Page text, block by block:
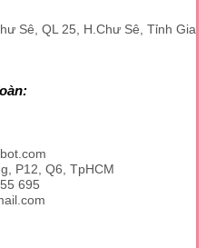
Sê, QL 25, H.Chư Sê, Tỉnh Gia
P12, Q6, TpHCM
695